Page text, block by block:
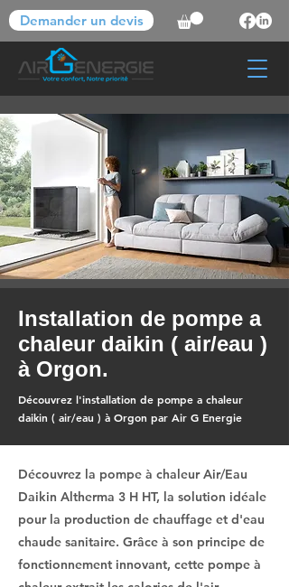
Demander un devis
Installation de pompe a
chaleur daikin ( air/eau )
à Orgon.
Découvrez l'installation de pompe a chaleur
daikin ( air/eau ) à Orgon par Air G Energie
Découvrez la pompe à chaleur Air/Eau
Daikin Altherma 3 H HT, la solution idéale
pour la production de chauffage et d'eau
chaude sanitaire. Grâce à son principe de
fonctionnement innovant, cette pompe à